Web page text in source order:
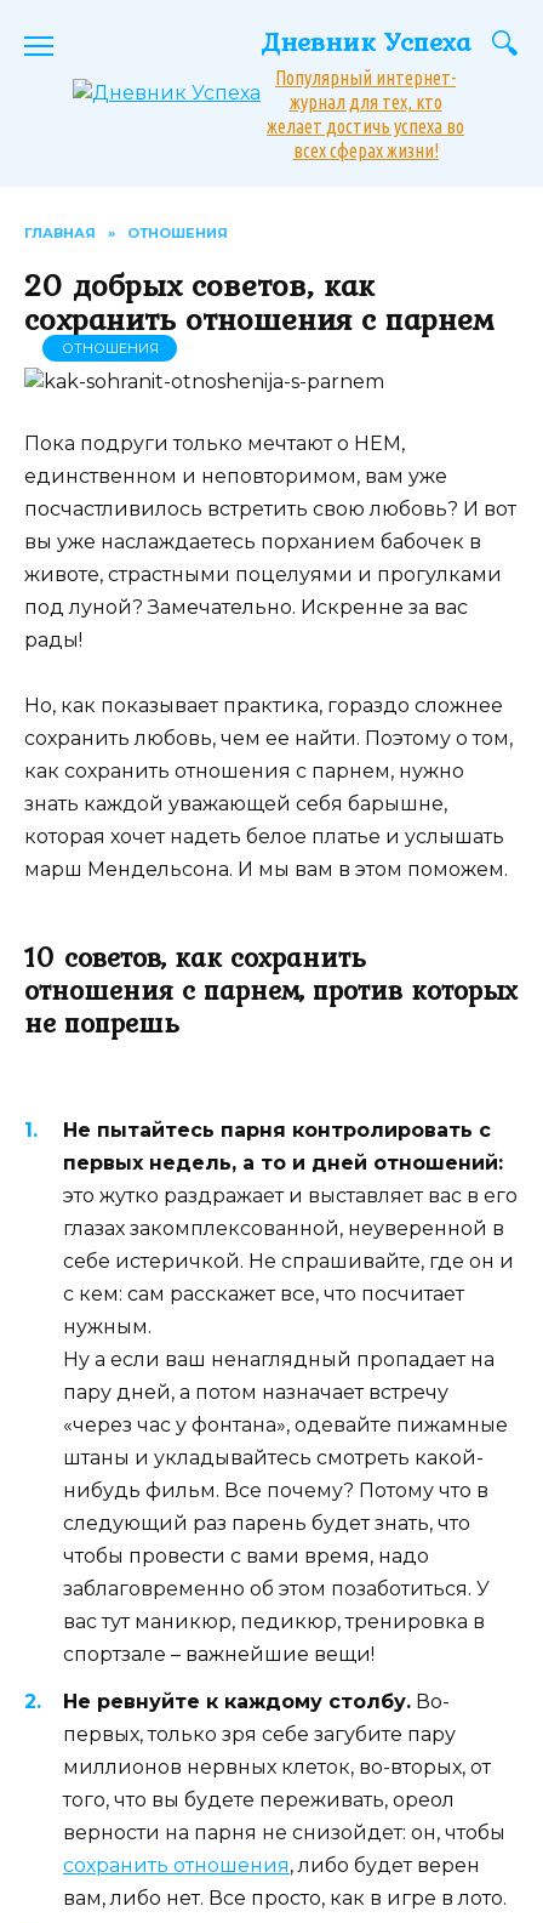
Дневник Успеха
Популярный интернет-
журнал для тех, кто
желает достичь успеха во
всех сферах жизни!
ГЛАВНАЯ » ОТНОШЕНИЯ
20 добрых советов, как
сохранить отношения с парнем
ОТНОШЕНИЯ
Пока подруги только мечтают о НЕМ,
единственном и неповторимом, вам уже
посчастливилось встретить свою любовь? И вот
вы уже наслаждаетесь порханием бабочек в
животе, страстными поцелуями и прогулками
под луной? Замечательно. Искренне за вас
рады!
Но, как показывает практика, гораздо сложнее
сохранить любовь, чем ее найти. Поэтому о том,
как сохранить отношения с парнем, нужно
знать каждой уважающей себя барышне,
которая хочет надеть белое платье и услышать
марш Мендельсона. И мы вам в этом поможем.
10 советов, как сохранить
отношения с парнем, против которых
не попрешь
Не пытайтесь парня контролировать с
первых недель, а то и дней отношений:
это жутко раздражает и выставляет вас в его
глазах закомплексованной, неуверенной в
себе истеричкой. Не спрашивайте, где он и
с кем: сам расскажет все, что посчитает
нужным.
Ну а если ваш ненаглядный пропадает на
пару дней, а потом назначает встречу
«через час у фонтана», одевайте пижамные
штаны и укладывайтесь смотреть какой-
нибудь фильм. Все почему? Потому что в
следующий раз парень будет знать, что
чтобы провести с вами время, надо
заблаговременно об этом позаботиться. У
вас тут маникюр, педикюр, тренировка в
спортзале – важнейшие вещи!
Не ревнуйте к каждому столбу. Во-
первых, только зря себе загубите пару
миллионов нервных клеток, во-вторых, от
того, что вы будете переживать, ореол
верности на парня не снизойдет: он, чтобы
сохранить отношения, либо будет верен
вам, либо нет. Все просто, как в игре в лото.